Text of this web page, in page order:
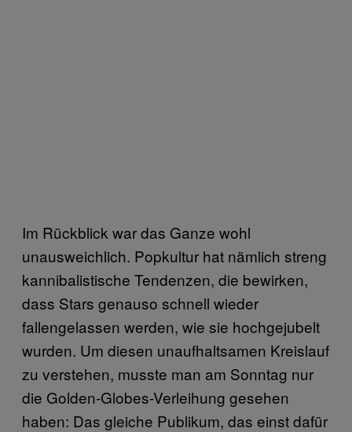
Im Rückblick war das Ganze wohl
unausweichlich. Popkultur hat nämlich streng
kannibalistische Tendenzen, die bewirken,
dass Stars genauso schnell wieder
fallengelassen werden, wie sie hochgejubelt
wurden. Um diesen unaufhaltsamen Kreislauf
zu verstehen, musste man am Sonntag nur
die Golden-Globes-Verleihung gesehen
haben: Das gleiche Publikum, das einst dafür